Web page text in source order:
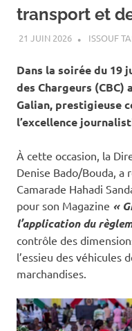
transport et
21 JUIN 2026 ISSOUF
Dans la soirée du 19
des Chargeurs
Galian, prestigieuse
l’excellence
À cette occasion, la
Denise Bado/Bouda, a
Camarade Hahadi
pour son Magazine «
l’application du
contrôle des
l’essieu des véhicules
marchandises.